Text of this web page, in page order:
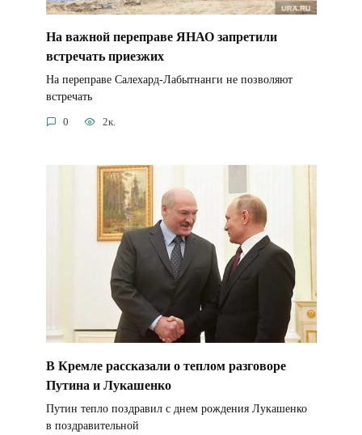
На важной переправе ЯНАО запретили
встречать приезжих
На переправе Салехард-Лабытнанги не позволяют
встречать
0 2к.
В Кремле рассказали о теплом разговоре
Путина и Лукашенко
Путин тепло поздравил с днем рождения Лукашенко
в поздравительной